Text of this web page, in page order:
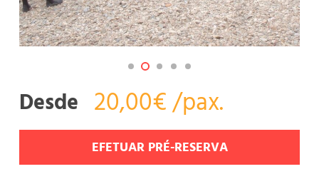
Desde 20,00€ /pax.
EFETUAR PRÉ-RESERVA